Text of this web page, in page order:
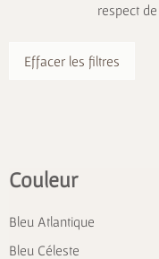
respect
Effacer les filtres
Couleur
Bleu Atlantique
Bleu Céleste